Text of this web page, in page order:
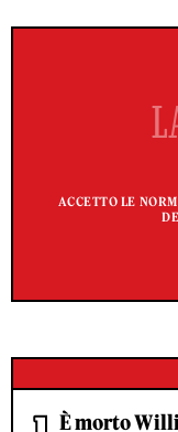
ACCETTO LE
È morto